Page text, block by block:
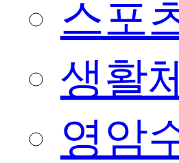
스포
생활
영암